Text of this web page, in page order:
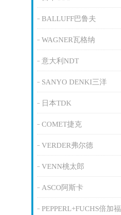
BALLUFF巴鲁夫
WAGNER瓦格纳
意大利NDT
SANYO DENKI三洋
日本TDK
COMET捷克
VERDER弗尔德
VENN桃太郎
ASCO阿斯卡
PEPPERL+FUCHS倍加福